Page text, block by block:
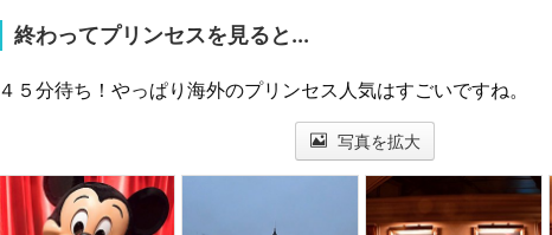
終わってプリンセスを見ると...
４５分待ち！やっぱり海外のプリンセス人気はすごいですね。
写真を拡大